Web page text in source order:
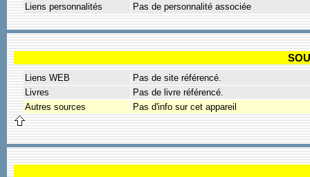
Liens personnalités
Pas de personnalité associée
Liens WEB
Pas de site référencé.
Livres
Pas de livre référencé.
Autres sources
Pas d'info sur cet appareil